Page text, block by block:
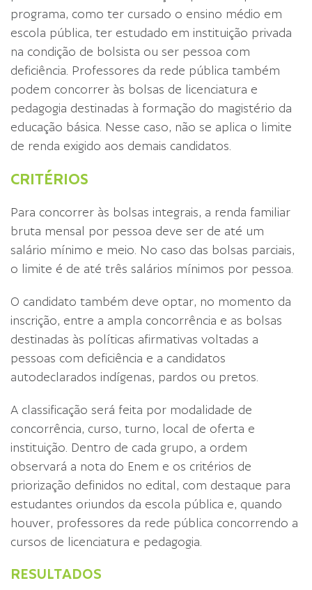
programa, como ter cursado o ensino médio em
escola pública, ter estudado em instituição privada
na condição de bolsista ou ser pessoa com
deficiência. Professores da rede pública também
podem concorrer às bolsas de licenciatura e
pedagogia destinadas à formação do magistério da
educação básica. Nesse caso, não se aplica o limite
de renda exigido aos demais candidatos.
CRITÉRIOS
Para concorrer às bolsas integrais, a renda familiar
bruta mensal por pessoa deve ser de até um
salário mínimo e meio. No caso das bolsas parciais,
o limite é de até três salários mínimos por pessoa.
O candidato também deve optar, no momento da
inscrição, entre a ampla concorrência e as bolsas
destinadas às políticas afirmativas voltadas a
pessoas com deficiência e a candidatos
autodeclarados indígenas, pardos ou pretos.
A classificação será feita por modalidade de
concorrência, curso, turno, local de oferta e
instituição. Dentro de cada grupo, a ordem
observará a nota do Enem e os critérios de
priorização definidos no edital, com destaque para
estudantes oriundos da escola pública e, quando
houver, professores da rede pública concorrendo a
cursos de licenciatura e pedagogia.
RESULTADOS